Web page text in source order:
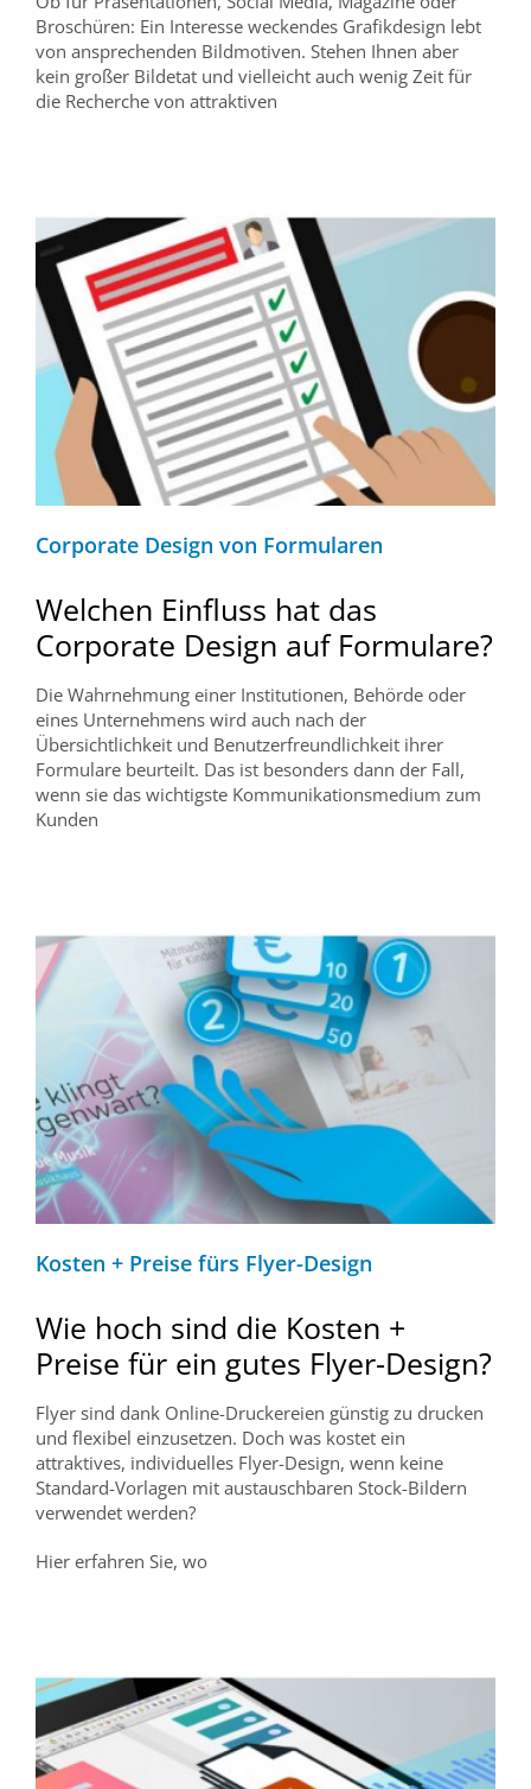
Broschüren: Ein Interesse weckendes Grafikdesign lebt
von ansprechenden Bildmotiven. Stehen Ihnen aber
kein großer Bildetat und vielleicht auch wenig Zeit für
die Recherche von attraktiven
Corporate Design von Formularen
Welchen Einfluss hat das
Corporate Design auf Formulare?
Die Wahrnehmung einer Institutionen, Behörde oder
eines Unternehmens wird auch nach der
Übersichtlichkeit und Benutzerfreundlichkeit ihrer
Formulare beurteilt. Das ist besonders dann der Fall,
wenn sie das wichtigste Kommunikationsmedium zum
Kunden
Kosten + Preise fürs Flyer-Design
Wie hoch sind die Kosten +
Preise für ein gutes Flyer-Design?
Flyer sind dank Online-Druckereien günstig zu drucken
und flexibel einzusetzen. Doch was kostet ein
attraktives, individuelles Flyer-Design, wenn keine
Standard-Vorlagen mit austauschbaren Stock-Bildern
verwendet werden?
Hier erfahren Sie, wo